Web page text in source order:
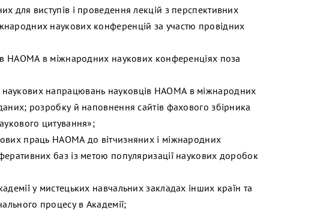
для виступів і проведення лекцій з перспективних
наукових конференцій за участю провідних
НАОМА в міжнародних наукових конференціях поза
напрацювань науковців НАОМА в міжнародних
розробку й наповнення сайтів фахового збірника
цитування»;
праць НАОМА до вітчизняних і міжнародних
баз із метою популяризації наукових доробок
у мистецьких навчальних закладах інших країн та
процесу в Академії;